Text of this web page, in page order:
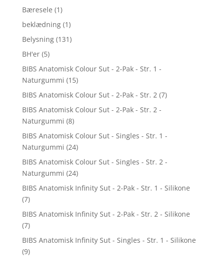
Bæresele (1)
beklædning (1)
Belysning (131)
BH'er (5)
BIBS Anatomisk Colour Sut - 2-Pak - Str. 1 -
Naturgummi (15)
BIBS Anatomisk Colour Sut - 2-Pak - Str. 2 (7)
BIBS Anatomisk Colour Sut - 2-Pak - Str. 2 -
Naturgummi (8)
BIBS Anatomisk Colour Sut - Singles - Str. 1 -
Naturgummi (24)
BIBS Anatomisk Colour Sut - Singles - Str. 2 -
Naturgummi (24)
BIBS Anatomisk Infinity Sut - 2-Pak - Str. 1 - Silikone
(7)
BIBS Anatomisk Infinity Sut - 2-Pak - Str. 2 - Silikone
(7)
BIBS Anatomisk Infinity Sut - Singles - Str. 1 - Silikone
(9)